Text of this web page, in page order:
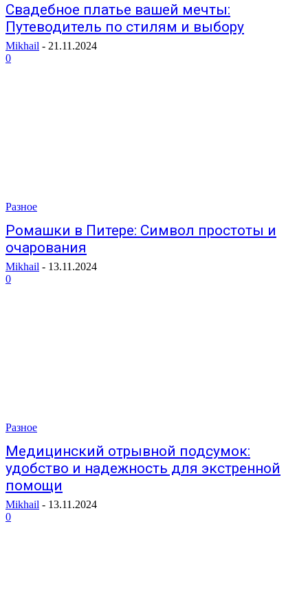
Свадебное платье вашей мечты:
Путеводитель по стилям и выбору
Mikhail - 21.11.2024
0
Разное
Ромашки в Питере: Символ простоты и
очарования
Mikhail - 13.11.2024
0
Разное
Медицинский отрывной подсумок:
удобство и надежность для экстренной
помощи
Mikhail - 13.11.2024
0